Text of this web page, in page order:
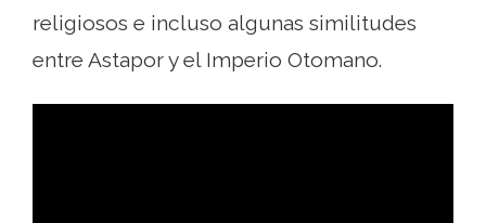
religiosos e incluso algunas similitudes
entre Astapor y el Imperio Otomano.